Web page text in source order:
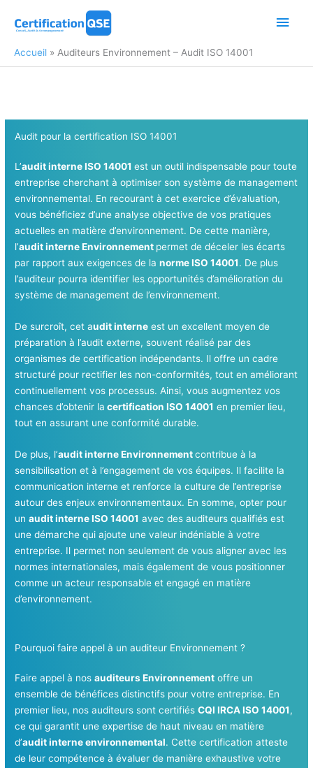
Accueil Auditeurs Environnement – Audit ISO 14001
Audit pour la certification ISO 14001
L’audit interne ISO 14001est un outil indispensable pour toute
entreprise cherchant à optimiser son système de management
environnemental. En recourant à cet exercice d’évaluation,
vous bénéficiez d’une analyse objective de vos pratiques
actuelles en matière d’environnement. De cette manière,
l’audit interne Environnement permet de déceler les écarts
par rapport aux exigences de lanorme ISO 14001. De plus
l’auditeur pourra identifier les opportunités d’amélioration du
système de management de l’environnement.
De surcroît, cet audit interne est un excellent moyen de
préparation à l’audit externe, souvent réalisé par des
organismes de certification indépendants. Il offre un cadre
structuré pour rectifier les non-conformités, tout en améliorant
continuellement vos processus. Ainsi, vous augmentez vos
chances d’obtenir la certification ISO 14001 en premier lieu,
tout en assurant une conformité durable.
De plus, l’audit interne Environnementcontribue à la
sensibilisation et à l’engagement de vos équipes. Il facilite la
communication interne et renforce la culture de l’entreprise
autour des enjeux environnementaux. En somme, opter pour
unaudit interne ISO 14001 avec des auditeurs qualifiés est
une démarche qui ajoute une valeur indéniable à votre
entreprise. Il permet non seulement de vous aligner avec les
normes internationales, mais également de vous positionner
comme un acteur responsable et engagé en matière
d’environnement.
Pourquoi faire appel à un auditeur Environnement ?
Faire appel à nosauditeurs Environnement offre un
ensemble de bénéfices distinctifs pour votre entreprise. En
premier lieu, nos auditeurs sont certifiésCQI IRCA ISO 14001,
ce qui garantit une expertise de haut niveau en matière
d’audit interne environnemental. Cette certification atteste
de leur compétence à évaluer de manière exhaustive votre